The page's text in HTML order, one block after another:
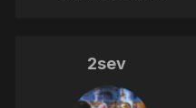
2sev